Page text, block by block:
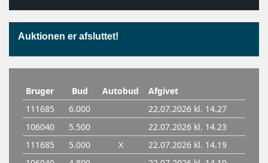
Auktionen er afsluttet!